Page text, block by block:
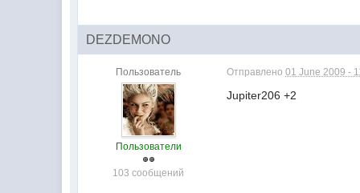
DEZDEMONO
Пользователь
Пользователи
103 сообщений
Отправлено01 June 2009 -
Jupiter206 +2